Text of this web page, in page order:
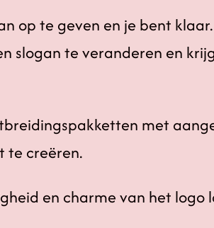
op te geven en je bent
slogan te veranderen en
met
te creëren.
en charme van het logo